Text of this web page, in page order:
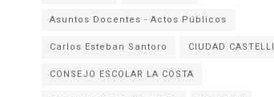
Asuntos Docentes - Actos Públicos
Carlos Esteban Santoro
CIUDAD CASTELLI
CONSEJO ESCOLAR LA COSTA